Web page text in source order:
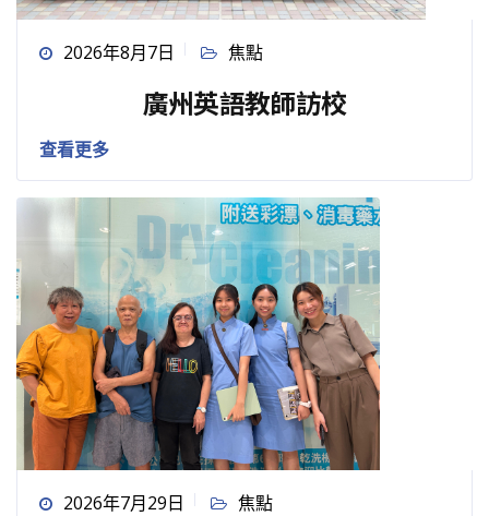
2026年8月7日 焦點
廣州英語教師訪校
查看更多
2026年7月29日 焦點